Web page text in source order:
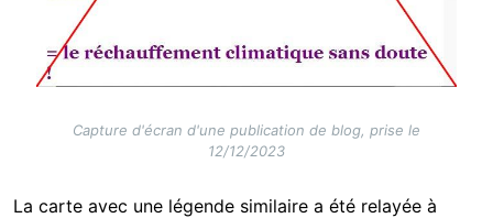
Capture d'écran d'une publication de blog, prise le
12/12/2023
La carte avec une légende similaire a été relayée à